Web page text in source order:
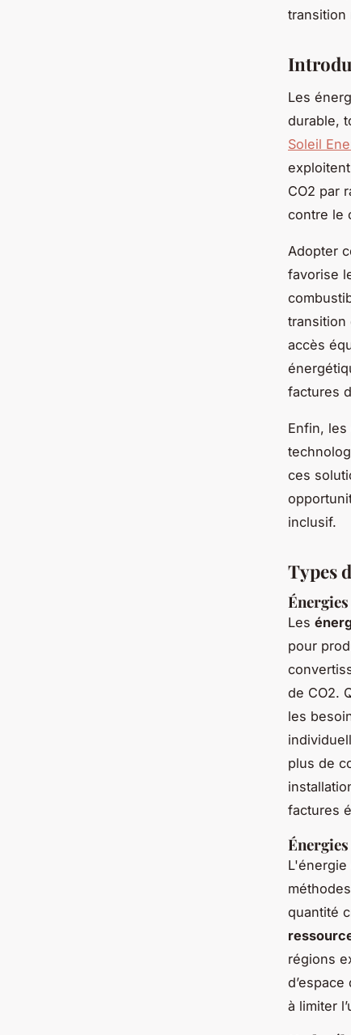
transition
Les
durable,
Soleil
CO2 par
contre le
Adopter
favorise
transition
accès
factures
Enfin,
ces
inclusif.
Types
Les
pour
de CO2.
les
plus de
factures
quantité
régions
à limiter